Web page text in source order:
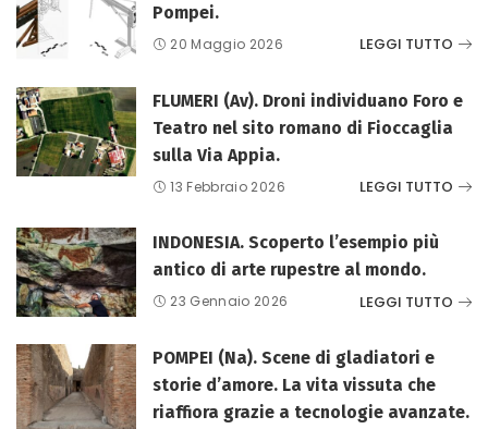
Pompei.
20 Maggio 2026 LEGGI TUTTO
FLUMERI (Av). Droni individuano Foro e
Teatro nel sito romano di Fioccaglia
sulla Via Appia.
13 Febbraio 2026 LEGGI TUTTO
INDONESIA. Scoperto l’esempio più
antico di arte rupestre al mondo.
23 Gennaio 2026 LEGGI TUTTO
POMPEI (Na). Scene di gladiatori e
storie d’amore. La vita vissuta che
riaffiora grazie a tecnologie avanzate.